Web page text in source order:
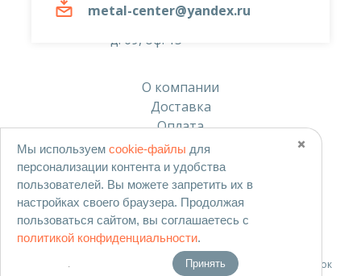
metal-center@yandex.ru
г. Тула, ул. Тургеневская
д. 69, оф. 15
О компании
Доставка
Оплата
Скачать прайс-лист
Согласие на обработку персональных данных
Политика в отношении обработки персональных данных
Политика использования cookies
Согласие на обработку данных метрическими программами
Согласие на получение рекламных и информационных рассылок
✖️
Мы используем cookie-файлы для
персонализации контента и удобства
пользователей. Вы можете запретить их в
настройках своего браузера. Продолжая
пользоваться сайтом, вы соглашаетесь с
политикой конфиденциальности.
Принять